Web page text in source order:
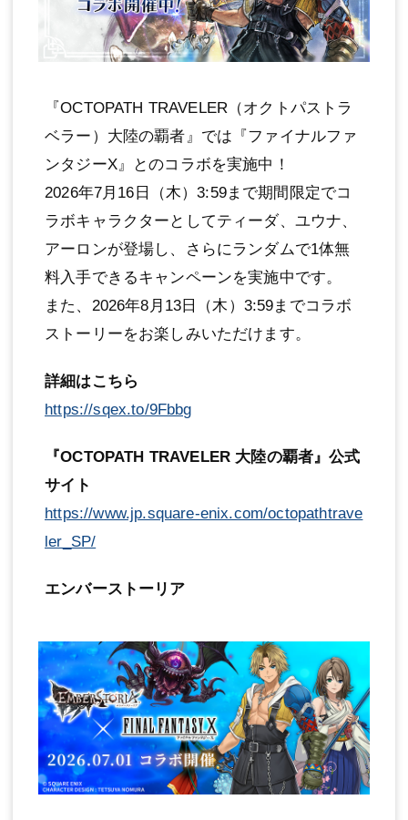
『OCTOPATH TRAVELER（オクトパストラ
ベラー）大陸の覇者』では『ファイナルファ
ンタジーX』とのコラボを実施中！
2026年7月16日（木）3:59まで期間限定でコ
ラボキャラクターとしてティーダ、ユウナ、
アーロンが登場し、さらにランダムで1体無
料入手できるキャンペーンを実施中です。
また、2026年8月13日（木）3:59までコラボ
ストーリーをお楽しみいただけます。
詳細はこちら
https://sqex.to/9Fbbg
『OCTOPATH TRAVELER 大陸の覇者』公式
サイト
https://www.jp.square-enix.com/octopathtrave
ler_SP/
エンバーストーリア